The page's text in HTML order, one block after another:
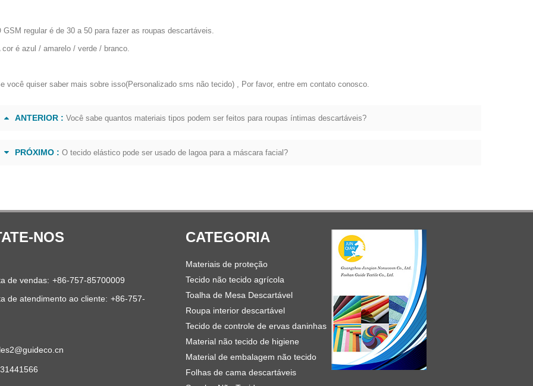
GSM regular é de 30 a 50 para fazer as roupas descartáveis.
cor é azul / amarelo / verde / branco.
você quiser saber mais sobre isso(Personalizado sms não tecido), Por favor, entre em contato conosco.
ANTERIOR : Você sabe quantos materiais tipos podem ser feitos para roupas íntimas descartáveis?
PRÓXIMO : O tecido elástico pode ser usado de lagoa para a máscara facial?
NOS
de vendas: +86-757-85700009
de atendimento ao cliente: +86-757-
CATEGORIA
Materiais de proteção
Tecido não tecido agrícola
Toalha de Mesa Descartável
Roupa interior descartável
Tecido de controle de ervas daninhas
Material não tecido de higiene
Material de embalagem não tecido
Folhas de cama descartáveis